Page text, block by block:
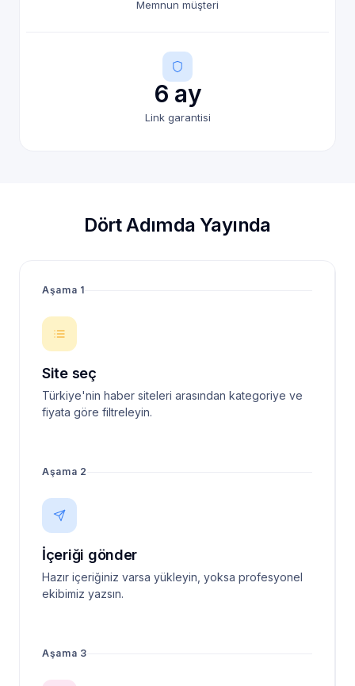
Memnun müşteri
6 ay
Link garantisi
Dört Adımda Yayında
Aşama 1
Site seç
Türkiye'nin haber siteleri arasından kategoriye ve
fiyata göre filtreleyin.
Aşama 2
İçeriği gönder
Hazır içeriğiniz varsa yükleyin, yoksa profesyonel
ekibimiz yazsın.
Aşama 3